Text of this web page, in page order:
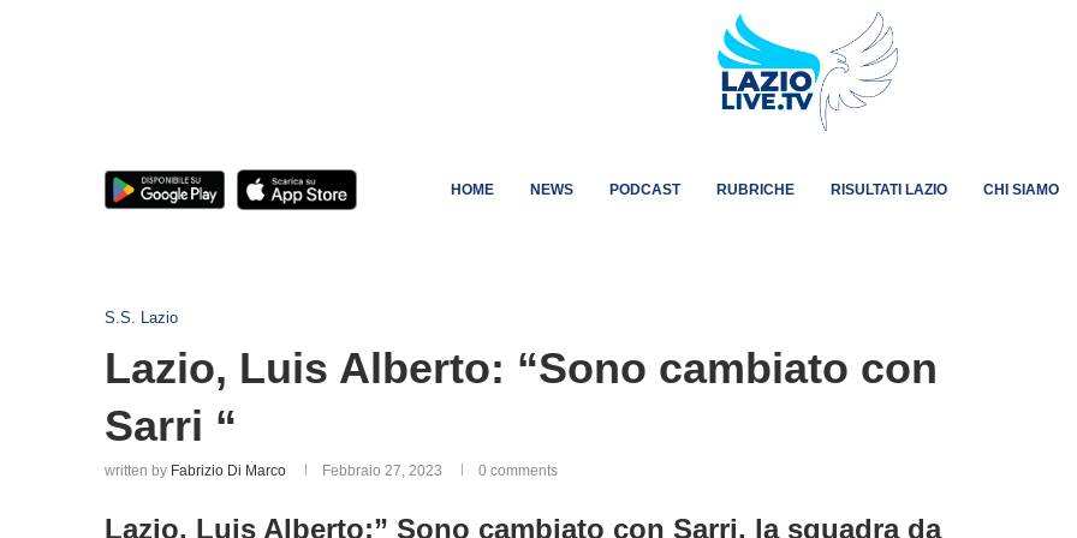
HOME NEWS PODCAST RUBRICHE RISULTATI LAZIO CHI SIAMO
S.S. Lazio
Lazio, Luis Alberto: “Sono cambiato con
Sarri “
written by Fabrizio Di Marco Febbraio 27, 2023 0 comments
Lazio, Luis Alberto:” Sono cambiato con Sarri, la squadra da